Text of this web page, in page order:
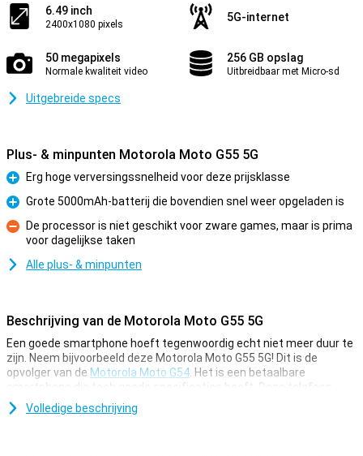
6.49 inch
2400x1080 pixels
5G-internet
50 megapixels
Normale kwaliteit video
256 GB opslag
Uitbreidbaar met Micro-sd
Uitgebreide specs
Plus- & minpunten Motorola Moto G55 5G
Pluspunt
Erg hoge verversingssnelheid voor deze prijsklasse
Pluspunt
Grote 5000mAh-batterij die bovendien snel weer opgeladen is
Minpunt
De processor is niet geschikt voor zware games, maar is prima
voor dagelijkse taken
Alle plus- & minpunten
Beschrijving van de Motorola Moto G55 5G
Een goede smartphone hoeft tegenwoordig echt niet meer duur te
zijn. Neem bijvoorbeeld deze Motorola Moto G55 5G! Dit is de
opvolger van de Motorola Moto G54 . Het is een betaalbare
smartphone die toch goede specificaties heeft. Deze telefoon
biedt veel waar voor zijn geld!
Volledige beschrijving